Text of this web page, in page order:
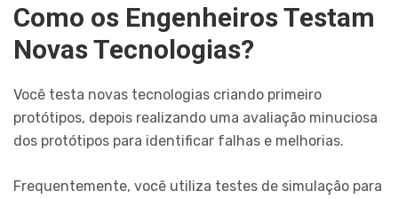
Como os Engenheiros Testam
Novas Tecnologias?
Você testa novas tecnologias criando primeiro
protótipos, depois realizando uma avaliação minuciosa
dos protótipos para identificar falhas e melhorias.
Frequentemente, você utiliza testes de simulação para